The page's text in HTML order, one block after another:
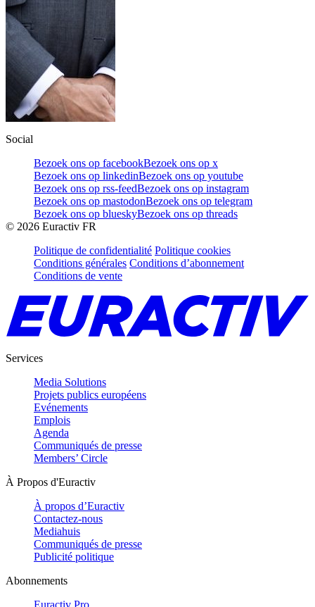
Social
Bezoek ons op facebookBezoek ons op x
Bezoek ons op linkedinBezoek ons op youtube
Bezoek ons op rss-feedBezoek ons op instagram
Bezoek ons op mastodonBezoek ons op telegram
Bezoek ons op blueskyBezoek ons op threads
© 2026 Euractiv FR
Politique de confidentialité Politique cookies
Conditions générales Conditions d’abonnement
Conditions de vente
Services
Media Solutions
Projets publics européens
Evénements
Emplois
Agenda
Communiqués de presse
Members’ Circle
À Propos d'Euractiv
À propos d’Euractiv
Contactez-nous
Mediahuis
Communiqués de presse
Publicité politique
Abonnements
Euractiv Pro